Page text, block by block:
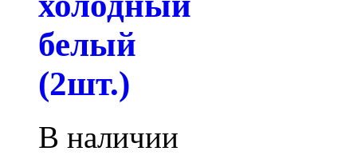
белый
(2шт.)
В наличии